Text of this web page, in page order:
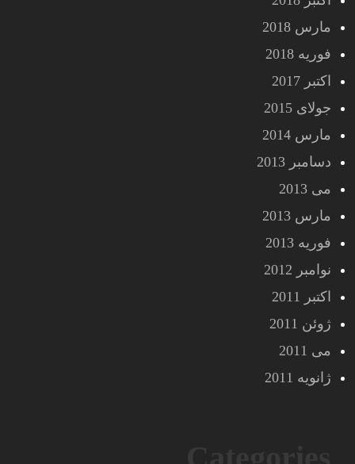
مارس 2018
فوریه 2018
اکتبر 2017
جولای 2015
مارس 2014
دسامبر 2013
می 2013
مارس 2013
فوریه 2013
نوامبر 2012
اکتبر 2011
ژوئن 2011
می 2011
ژانویه 2011